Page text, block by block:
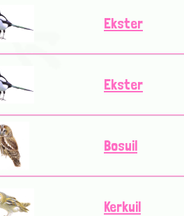
Ekster
Ekster
Bosuil
Kerkuil